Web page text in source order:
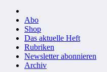
Abo
Shop
Das aktuelle Heft
Rubriken
Newsletter abonnieren
Archiv